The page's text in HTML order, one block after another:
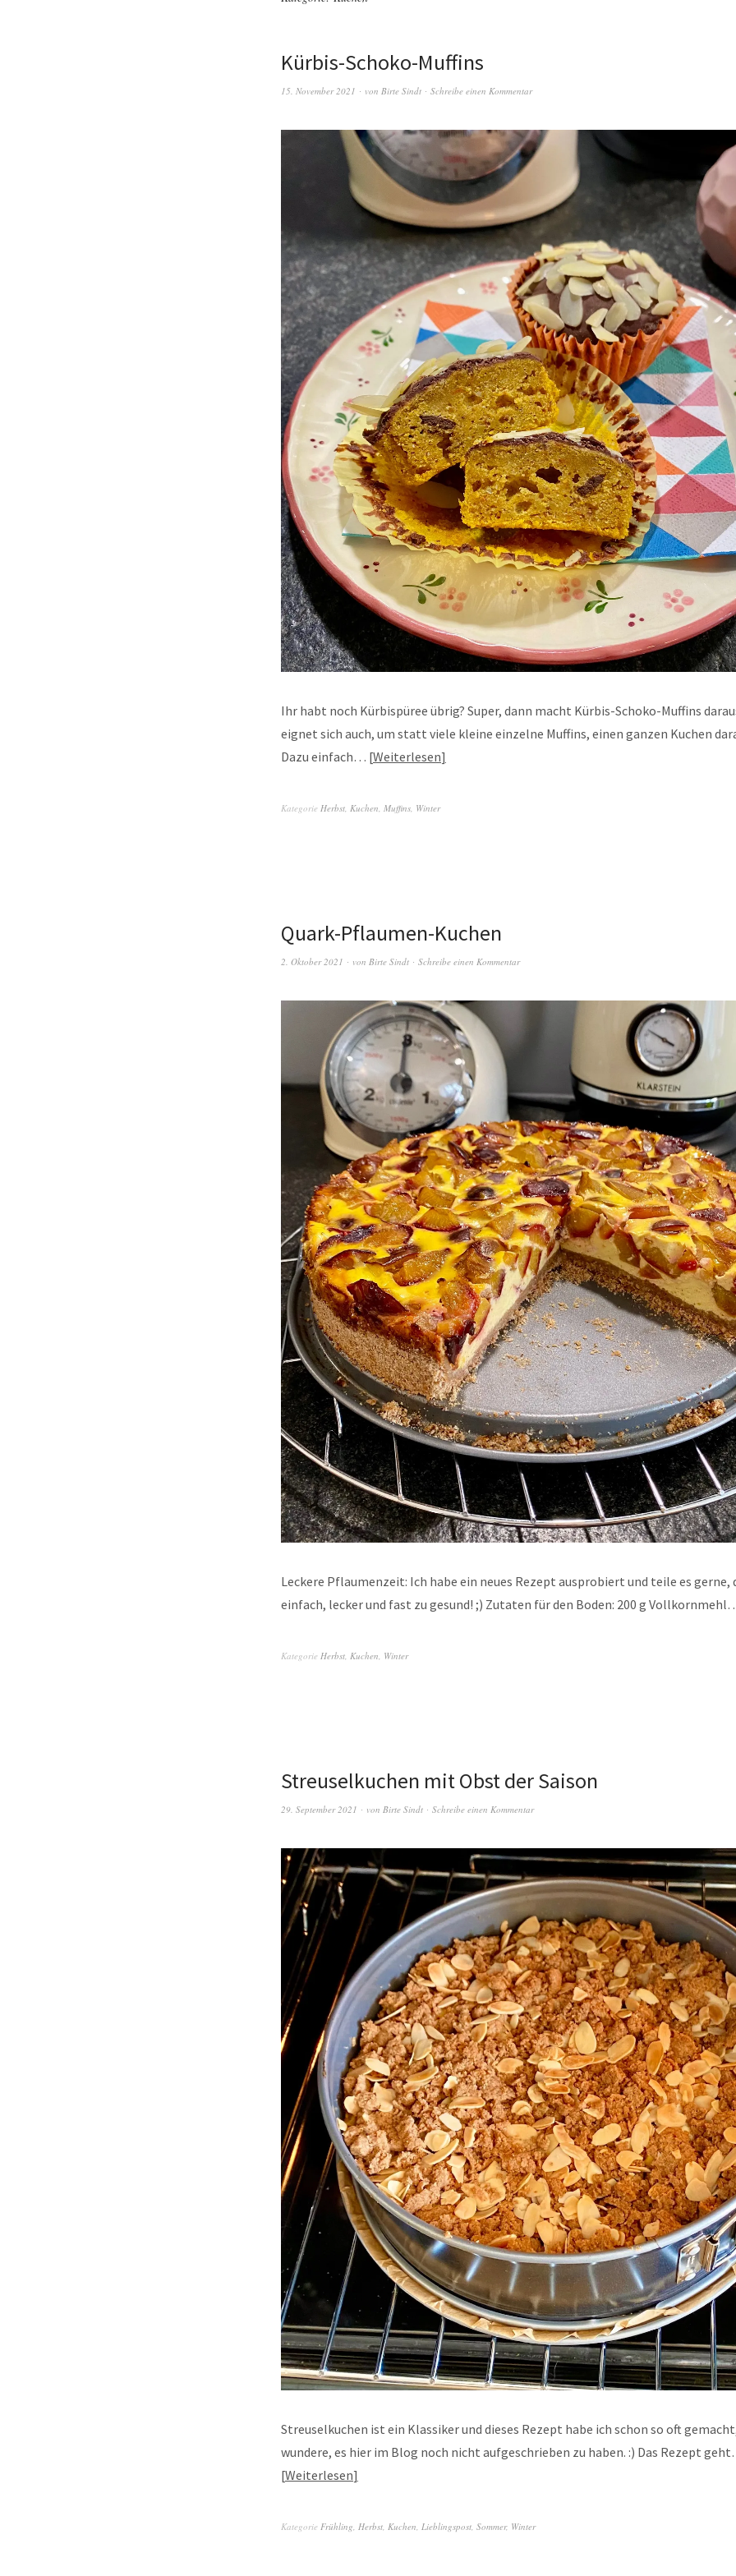
Kürbis-Schoko-Muffins
15. November 2021 von Birte Sindt Schreibe einen Kommentar
Ihr habt noch Kürbispüree übrig? Super, dann macht Kürbis-Schoko-Muffins
eignet sich auch, um statt viele kleine einzelne Muffins, einen ganzen Kuchen
Dazu einfach… Weiterlesen
Kategorie Herbst, Kuchen, Muffins, Winter
Quark-Pflaumen-Kuchen
2. Oktober 2021 von Birte Sindt Schreibe einen Kommentar
Leckere Pflaumenzeit: Ich habe ein neues Rezept ausprobiert und teile es gerne,
einfach, lecker und fast zu gesund! ;) Zutaten für den Boden: 200 g
Kategorie Herbst, Kuchen, Winter
Streuselkuchen mit Obst der Saison
29. September 2021 von Birte Sindt Schreibe einen Kommentar
Streuselkuchen ist ein Klassiker und dieses Rezept habe ich schon so oft
wundere, es hier im Blog noch nicht aufgeschrieben zu haben. :) Das Rezept
Weiterlesen
Kategorie Frühling, Herbst, Kuchen, Lieblingspost, Sommer, Winter